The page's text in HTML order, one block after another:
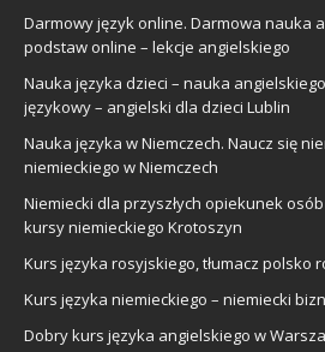
Darmowy język online. Darmowa nauka
podstaw online – lekcje angielskiego
Nauka języka dzieci – nauka
językowy – angielski dla dzieci Lublin
Nauka języka w Niemczech. Naucz się
niemieckiego w Niemczech
Niemiecki dla przyszłych opiekunek
kursy niemieckiego Krotoszyn
Kurs języka rosyjskiego, tłumacz polsko
Kurs języka niemieckiego – niemiecki
Dobry kurs języka angielskiego w